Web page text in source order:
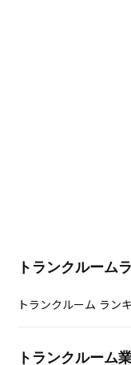
トランクルーム
トランクルーム ラン
トランクルーム